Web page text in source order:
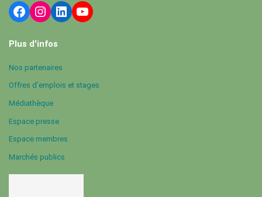
Plus d'infos
Nos partenaires
Offres d’emplois et stages
Médiathèque
Espace presse
Espace membres
Marchés publics